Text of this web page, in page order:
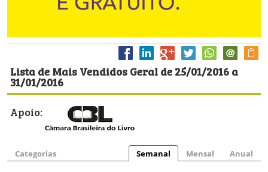
Lista de Mais Vendidos Geral de 25/01/2016 a
31/01/2016
Apoio:
Categorias Semanal Mensal Anual